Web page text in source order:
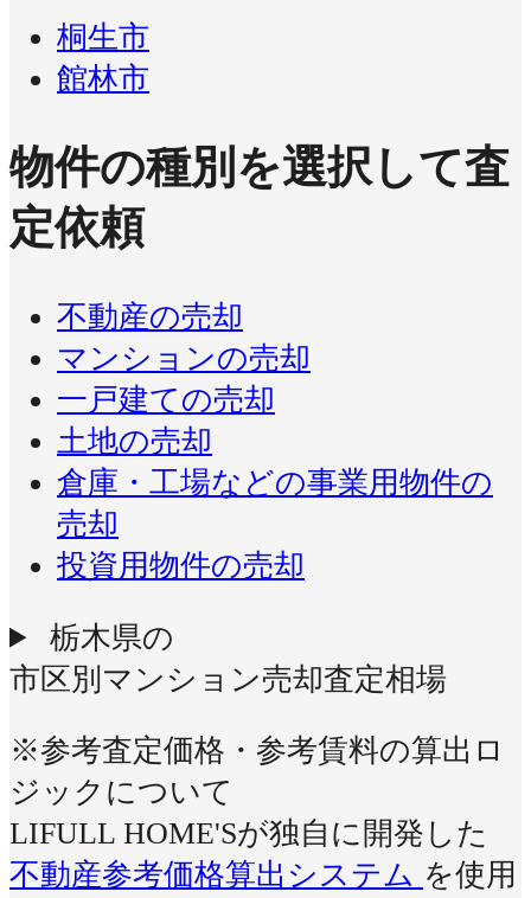
桐生市
館林市
物件の種別を選択して査
定依頼
不動産の売却
マンションの売却
一戸建ての売却
土地の売却
倉庫・工場などの事業用物件の
売却
投資用物件の売却
栃木県の
市区別マンション売却査定相場
※参考査定価格・参考賃料の算出ロ
ジックについて
LIFULL HOME'Sが独自に開発した
不動産参考価格算出システム を使用